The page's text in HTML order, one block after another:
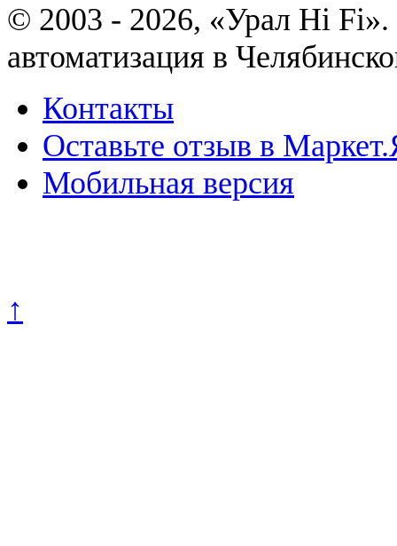
© 2003 - 2026, «Урал Hi
автоматизация в
Контакты
Оставьте отзыв в
Мобильная версия
↑